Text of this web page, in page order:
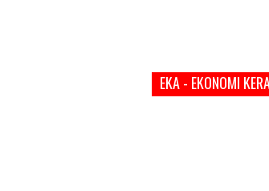
EKA - EKONOMI